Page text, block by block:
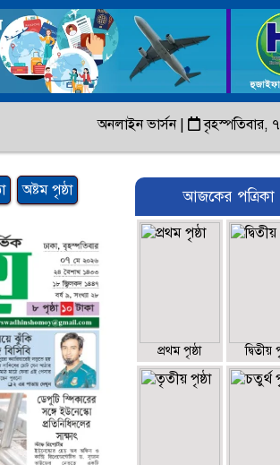
অনলাইন ভার্সন | বৃহস্পতিবার,
অষ্টম পৃষ্ঠা আজকের পত্রিকা
প্রথম পৃষ্ঠা দ্বিতীয়